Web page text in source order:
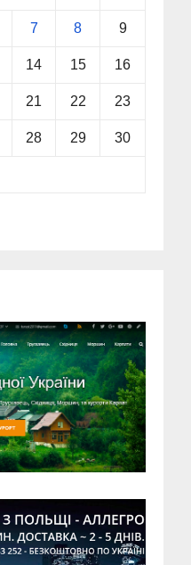
7 8 9
14 15 16
21 22 23
28 29 30